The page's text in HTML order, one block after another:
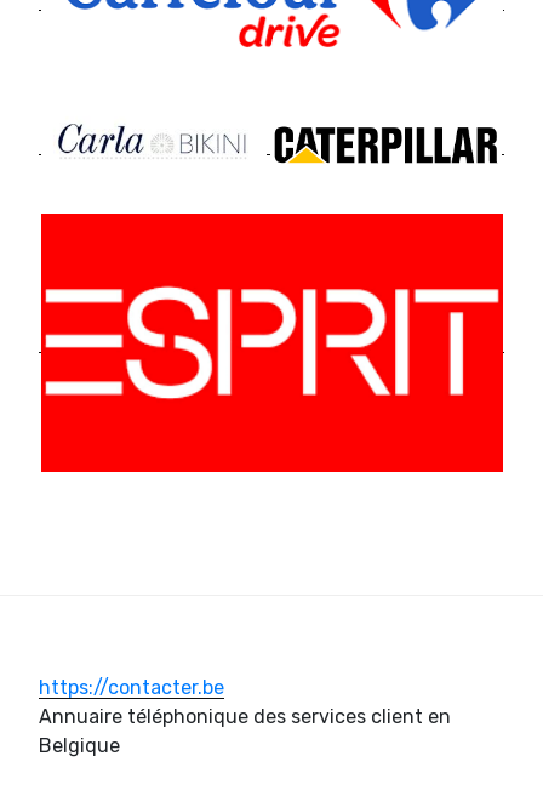
https://contacter.be
Annuaire téléphonique des services client en
Belgique